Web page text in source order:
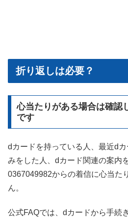
折り返しは必要？
心当たりがある場合は確認
です
dカードを持っている人、最近d
みをした人、dカード関連の案内
0367049982からの着信に心当た
ん。
公式FAQでは、dカードから手続